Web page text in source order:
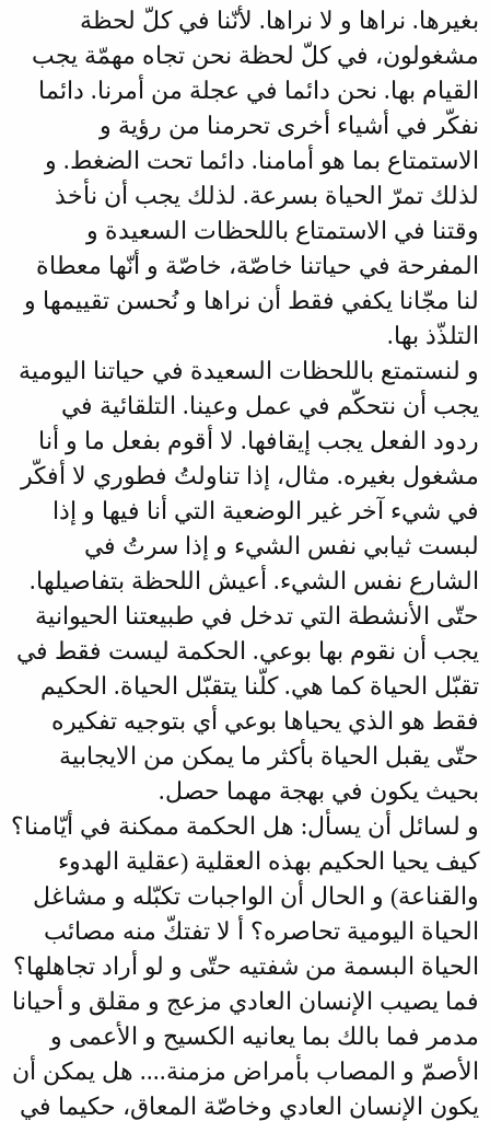
بغيرها. نراها و لا نراها. لأنّنا في كلّ لحظة
مشغولون، في كلّ لحظة نحن تجاه مهمّة يجب
القيام بها. نحن دائما في عجلة من أمرنا. دائما
نفكّر في أشياء أخرى تحرمنا من رؤية و
الاستمتاع بما هو أمامنا. دائما تحت الضغط. و
لذلك تمرّ الحياة بسرعة. لذلك يجب أن نأخذ
وقتنا في الاستمتاع باللحظات السعيدة و
المفرحة في حياتنا خاصّة، خاصّة و أنّها معطاة
لنا مجّانا يكفي فقط أن نراها و نُحسن تقييمها و
التلذّذ بها.
و لنستمتع باللحظات السعيدة في حياتنا اليومية
يجب أن نتحكّم في عمل وعينا. التلقائية في
ردود الفعل يجب إيقافها. لا أقوم بفعل ما و أنا
مشغول بغيره. مثال، إذا تناولتُ فطوري لا أفكّر
في شيء آخر غير الوضعية التي أنا فيها و إذا
لبست ثيابي نفس الشيء و إذا سرتُ في
الشارع نفس الشيء. أعيش اللحظة بتفاصيلها.
حتّى الأنشطة التي تدخل في طبيعتنا الحيوانية
يجب أن نقوم بها بوعي. الحكمة ليست فقط في
تقبّل الحياة كما هي. كلّنا يتقبّل الحياة. الحكيم
فقط هو الذي يحياها بوعي أي بتوجيه تفكيره
حتّى يقبل الحياة بأكثر ما يمكن من الايجابية
بحيث يكون في بهجة مهما حصل.
و لسائل أن يسأل: هل الحكمة ممكنة في أيّامنا؟
كيف يحيا الحكيم بهذه العقلية (عقلية الهدوء
والقناعة) و الحال أن الواجبات تكبّله و مشاغل
الحياة اليومية تحاصره؟ أ لا تفتكّ منه مصائب
الحياة البسمة من شفتيه حتّى و لو أراد تجاهلها؟
فما يصيب الإنسان العادي مزعج و مقلق و أحيانا
مدمر فما بالك بما يعانيه الكسيح و الأعمى و
الأصمّ و المصاب بأمراض مزمنة.... هل يمكن أن
يكون الإنسان العادي وخاصّة المعاق، حكيما في